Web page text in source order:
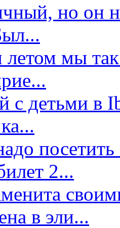
но он
мы так
с детьми в
посетить
2...
в эли...